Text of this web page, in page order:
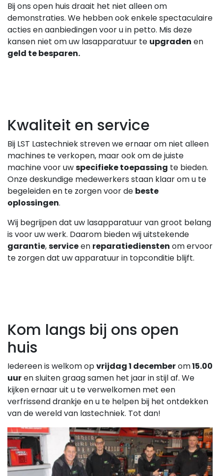
Bij ons open huis draait het niet alleen om
demonstraties. We hebben ook enkele spectaculaire
acties en aanbiedingen voor u in petto. Mis deze
kansen niet om uw lasapparatuur te upgraden en
geld te besparen.
Kwaliteit en service
Bij LST Lastechniek streven we ernaar om niet alleen
machines te verkopen, maar ook om de juiste
machine voor uwspecifieke toepassing te bieden.
Onze deskundige medewerkers staan klaar om u te
begeleiden en te zorgen voor de beste
oplossingen.
Wij begrijpen dat uw lasapparatuur van groot belang
is voor uw werk. Daarom bieden wij uitstekende
garantie,serviceen reparatiediensten om ervoor
te zorgen dat uw apparatuur in topconditie blijft.
Kom langs bij ons open
huis
Iedereen is welkom opvrijdag 1 decemberom15.00
uuren sluiten graag samen het jaar in stijl af. We
kijken ernaar uit u te verwelkomen met een
verfrissend drankje en u te helpen bij het ontdekken
van de wereld van lastechniek. Tot dan!